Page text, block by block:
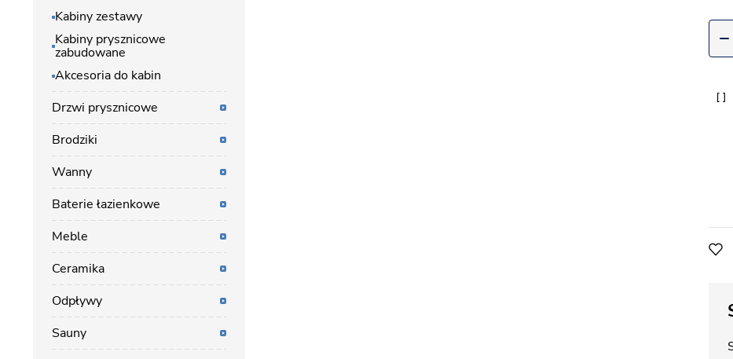
Kabiny zestawy
Kabiny prysznicowe
zabudowane
Akcesoria do kabin
Drzwi prysznicowe
Brodziki
Wanny
Baterie łazienkowe
Meble
Ceramika
Odpływy
Sauny